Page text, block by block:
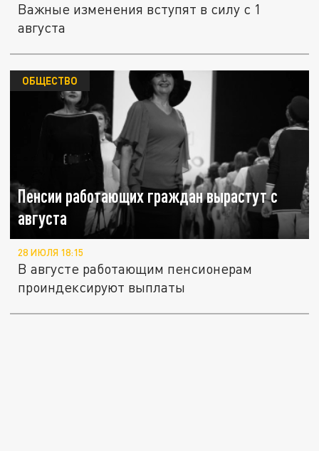
Важные изменения вступят в силу с 1
августа
Пенсии работающих граждан вырастут с
августа
ОБЩЕСТВО
28 ИЮЛЯ 18:15
В августе работающим пенсионерам
проиндексируют выплаты